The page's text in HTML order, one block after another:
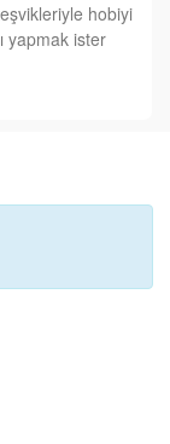
hobiyi
yapmak ister